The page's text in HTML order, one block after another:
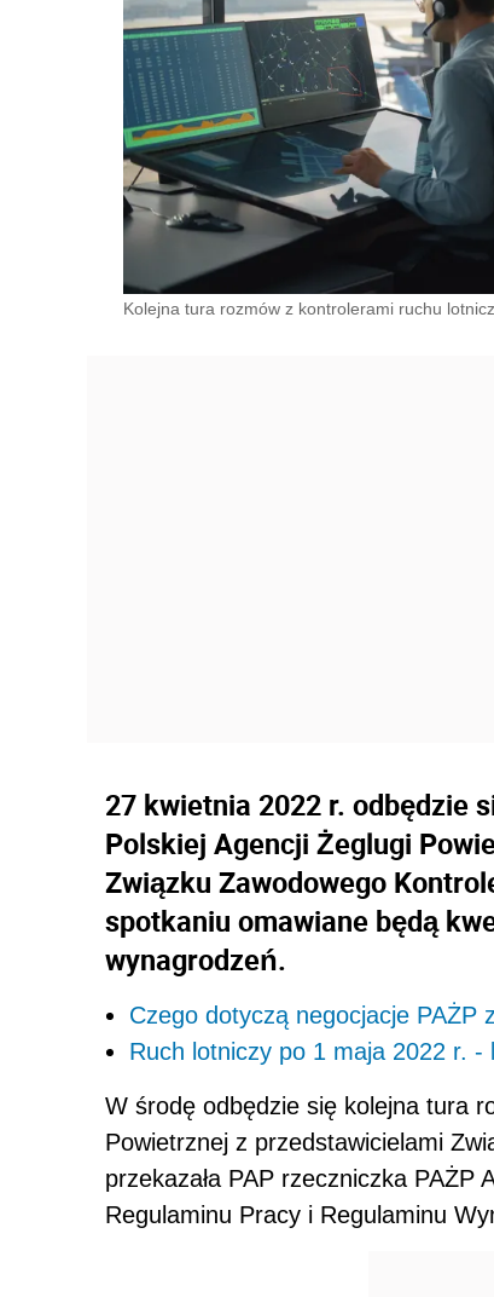
Kolejna tura rozmów z kontrolerami ruchu
27 kwietnia 2022 r. odbędzie
Polskiej Agencji Żeglugi
Związku Zawodowego
spotkaniu omawiane będą
wynagrodzeń.
Czego dotyczą negocjacje PAŻP
Ruch lotniczy po 1 maja 2022 r.
W środę odbędzie się kolejna tura
Powietrznej z przedstawicielami
przekazała PAP rzeczniczka PAŻP
Regulaminu Pracy i Regulaminu